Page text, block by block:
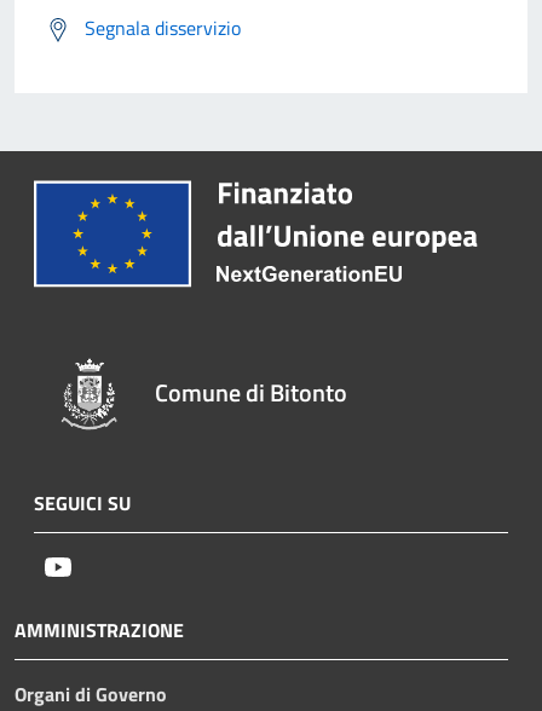
Segnala disservizio
Comune di Bitonto
SEGUICI SU
AMMINISTRAZIONE
Organi di Governo